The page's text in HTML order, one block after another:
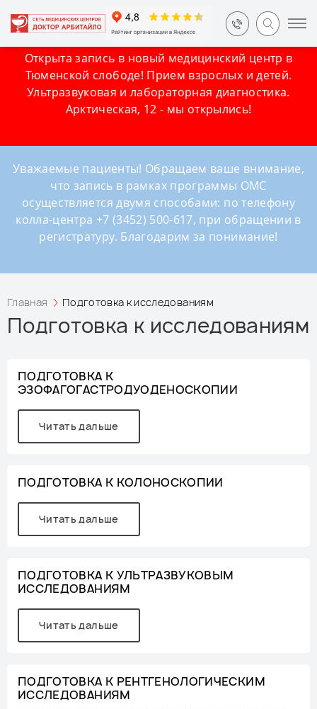
Открыта запись в новый медицинский центр в
Тюменской слободе! Прием взрослых и детей.
Ультразвуковая и лабораторная диагностика.
Арктическая, 12 - мы открылись!
Уважаемые пациенты! Обращаем ваше внимание,
что запись в рамках программы ОМС
осуществляется двумя способами: по телефону
колла-центра +7 (3452) 500-617, при обращении в
регистратуру. Благодарим за понимание!
Главная Подготовка к исследованиям
Подготовка к исследованиям
ПОДГОТОВКА К
ЭЗОФАГОГАСТРОДУОДЕНОСКОПИИ
Читать дальше
ПОДГОТОВКА К КОЛОНОСКОПИИ
Читать дальше
ПОДГОТОВКА К УЛЬТРАЗВУКОВЫМ
ИССЛЕДОВАНИЯМ
Читать дальше
ПОДГОТОВКА К РЕНТГЕНОЛОГИЧЕСКИМ
ИССЛЕДОВАНИЯМ